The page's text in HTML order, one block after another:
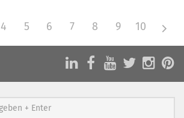
4 5 6 7 8 9 10